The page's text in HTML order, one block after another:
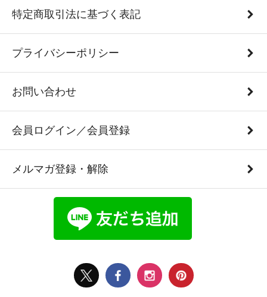
特定商取引法に基づく表記
プライバシーポリシー
お問い合わせ
会員ログイン／会員登録
メルマガ登録・解除